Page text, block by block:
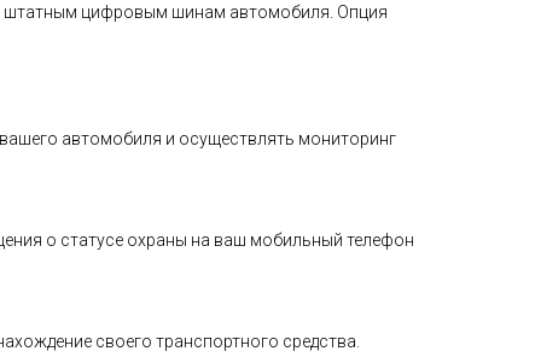
штатным цифровым шинам автомобиля. Опция
автомобиля и осуществлять мониторинг
о статусе охраны на ваш мобильный телефон
своего транспортного средства.